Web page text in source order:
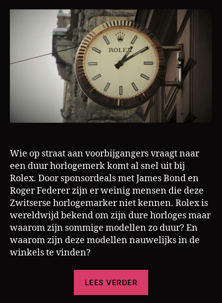
a
m
door
hun
de
prijzen
opdrijft
Wie op straat aan voorbijgangers vraagt naar
een duur horlogemerk komt al snel uit bij
Rolex. Door sponsordeals met James Bond en
Roger Federer zijn er weinig mensen die deze
Zwitserse horlogemarker niet kennen. Rolex is
wereldwijd bekend om zijn dure horloges maar
waarom zijn sommige modellen zo duur? En
waarom zijn deze modellen nauwelijks in de
winkels te vinden?
LEES VERDER
h